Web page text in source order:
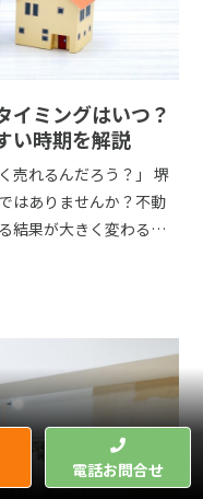
イミングはいつ？
い時期を解説
売れるんだろう？」
堺
はありませんか？不動
結果が大きく変わるこ
る春先や、年末に向
期として知られていま
2026年現在の堺市の不
ごとの市場の動きや、
分かりやすく解説しま
そしてスムーズに売却
電話お問合せ